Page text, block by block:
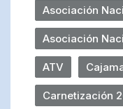
Asociación
Asociación
ATV
Carnetización